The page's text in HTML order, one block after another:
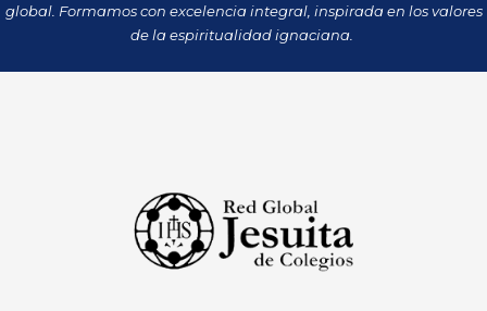
o
r
a
m
t
e
r
i
n
e
global. Formamos con excelencia integral, inspirada en los valores
de la espiritualidad ignaciana.